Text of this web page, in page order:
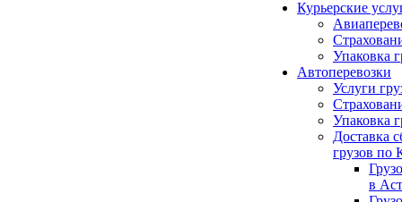
Курьерские
Упаковка
Автоперевозки
Услуги
Упаковка
Доставка
грузов по
в